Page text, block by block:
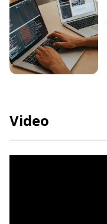
Video